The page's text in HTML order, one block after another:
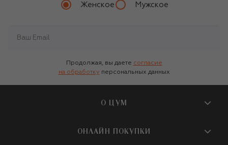
Женское Мужское
Продолжая, вы даете согласие
на обработку персональных данных
О ЦУМ
О магазине
ОНЛАЙН ПОКУПКИ